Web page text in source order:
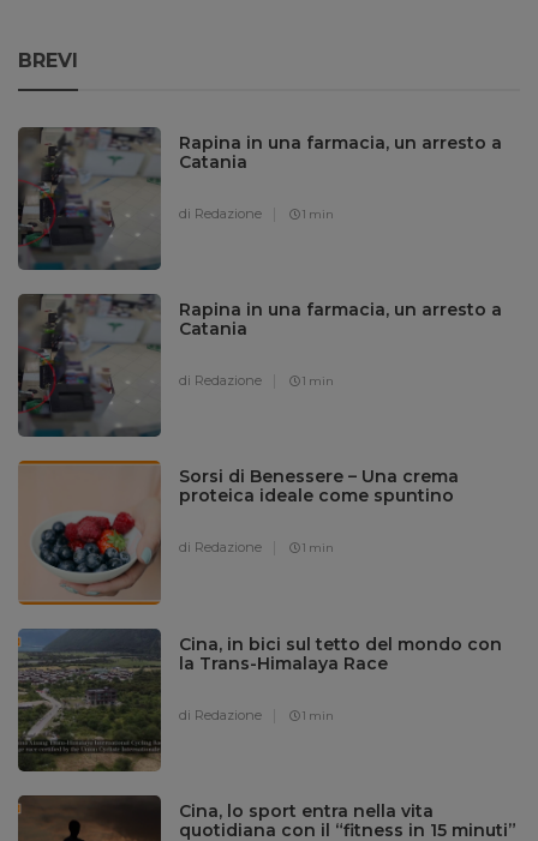
BREVI
Rapina in una farmacia, un arresto a
Catania
di Redazione 1 min
Rapina in una farmacia, un arresto a
Catania
di Redazione 1 min
Sorsi di Benessere – Una crema
proteica ideale come spuntino
di Redazione 1 min
Cina, in bici sul tetto del mondo con
la Trans-Himalaya Race
di Redazione 1 min
Cina, lo sport entra nella vita
quotidiana con il “fitness in 15 minuti”